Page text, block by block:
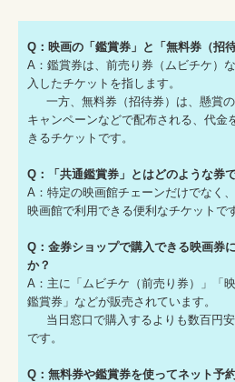
Q：映画の「鑑賞券」と「無料券（招
A：鑑賞券は、前売り券（ムビチケ）
入したチケットを指します。
一方、無料券（招待券）は、懸賞
キャンペーンなどで配布される、代金
きるチケットです。
Q：「共通鑑賞券」とはどのような券
A：特定の映画館チェーンだけでなく
映画館で利用できる便利なチケットで
Q：金券ショップで購入できる映画券
か？
A：主に「ムビチケ（前売り券）」「
鑑賞券」などが販売されています。
当日窓口で購入するよりも数百円安
です。
Q：無料券や鑑賞券を使ってネット予